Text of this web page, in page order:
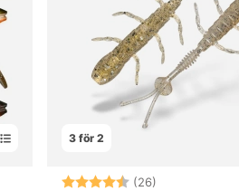
3 för 2
Betyg: (26)